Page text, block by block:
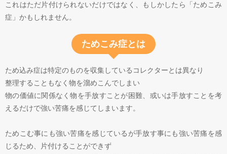
これはただ片付けられないだけではなく、もしかしたら「ためこみ
症」かもしれません。
ためこみ症とは
ため込み症は特定のものを収集しているコレクターとは異なり
整理することもなく物を溜めこんでしまい
物の価値に関係なく物を手放すことが困難、或いは手放すことを考
えるだけで強い苦痛を感じてしまいます。
ためこむ事にも強い苦痛を感じているが手放す事にも強い苦痛を感
じるため、片付けることができず